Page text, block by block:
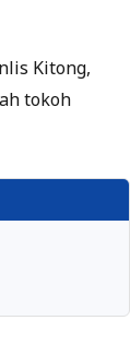
Kitong,
tokoh